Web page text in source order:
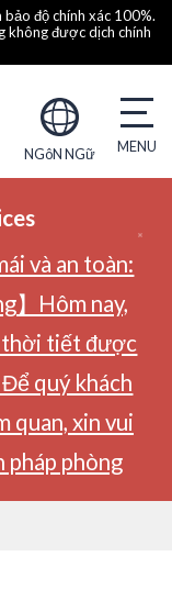
độ chính xác 100%.
không được dịch chính
NGôN NGữ
và an toàn:
】Hôm nay,
thời tiết được
quý khách
quan, xin vui
pháp phòng